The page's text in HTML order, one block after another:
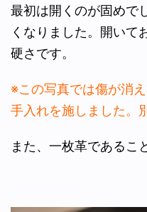
最初は開くのが固めで
くなりました。開いて
硬さです。
※この写真では傷が消
手入れを施しました。
また、一枚革であるこ